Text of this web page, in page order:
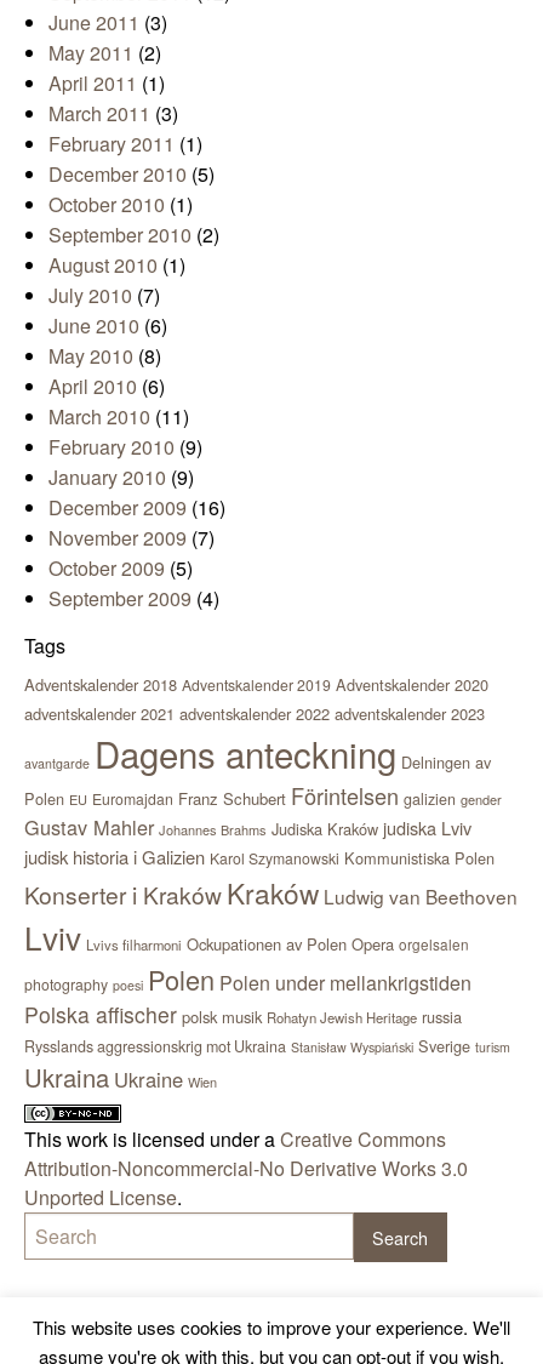
June 2011 (3)
May 2011 (2)
April 2011 (1)
March 2011 (3)
February 2011 (1)
December 2010 (5)
October 2010 (1)
September 2010 (2)
August 2010 (1)
July 2010 (7)
June 2010 (6)
May 2010 (8)
April 2010 (6)
March 2010 (11)
February 2010 (9)
January 2010 (9)
December 2009 (16)
November 2009 (7)
October 2009 (5)
September 2009 (4)
Tags
Adventskalender 2018 Adventskalender 2019 Adventskalender 2020
adventskalender 2021 adventskalender 2022 adventskalender 2023
avantgarde Dagens anteckning Delningen av
Polen EU Euromajdan Franz Schubert Förintelsen galizien gender
Gustav Mahler Johannes Brahms Judiska Kraków judiska Lviv
judisk historia i Galizien Karol Szymanowski Kommunistiska Polen
Konserter i KrakówKraków Ludwig van Beethoven
Lviv Lvivs filharmoni Ockupationen av Polen Opera orgelsalen
photography poesi Polen Polen under mellankrigstiden
Polska affischer polsk musik Rohatyn Jewish Heritage russia
Rysslands aggressionskrig mot Ukraina Stanisław Wyspiański Sverige turism
Ukraina Ukraine Wien
This work is licensed under aCreative Commons
Attribution-Noncommercial-No Derivative Works 3.0
Unported License.
This website uses cookies to improve your experience. We'll
assume you're ok with this, but you can opt-out if you wish.